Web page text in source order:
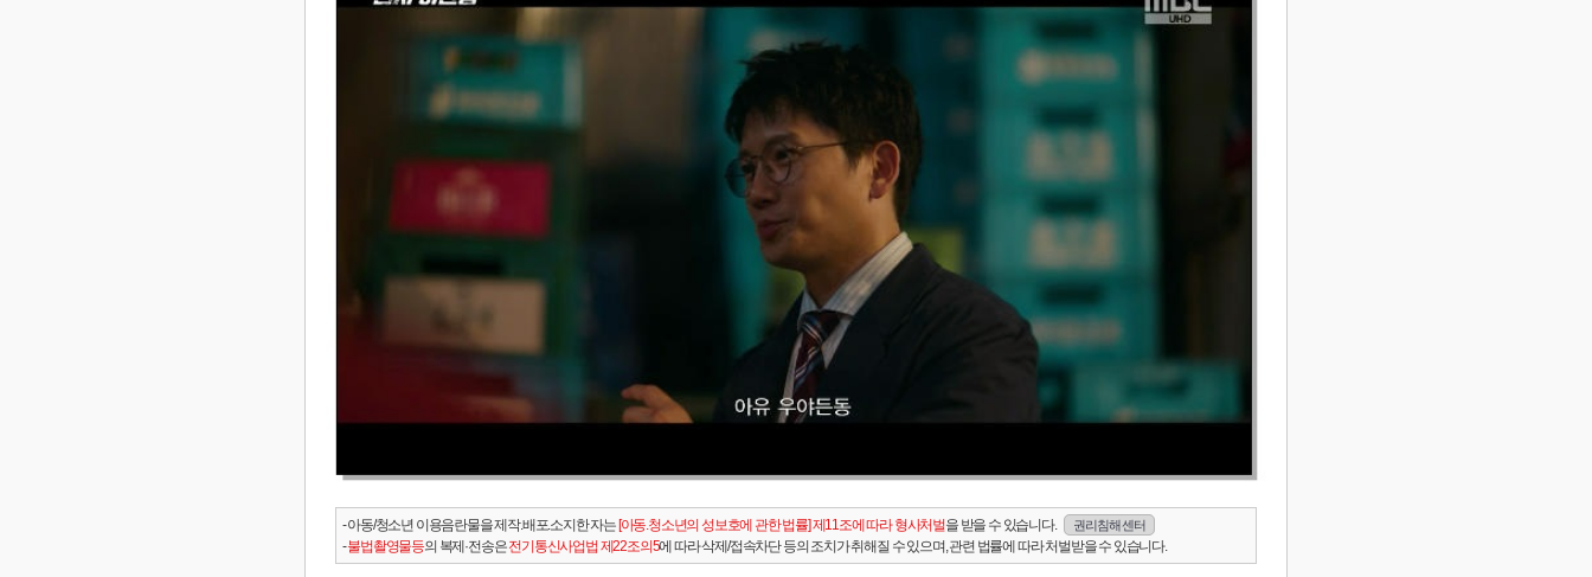
- 아동/청소년 이용음란물을 제작.배포.소지한 자는[아동.청소년의 성보호에 관한 법률] 제11조에 따라 형사처벌을 받을 수 있습니다. 권리침해 센터
-불법촬영물등의 복제·전송은전기통신사업법 제22조의5에 따라 삭제/접속차단 등의 조치가 취해질 수 있으며, 관련 법률에 따라 처벌받을 수 있습니다.